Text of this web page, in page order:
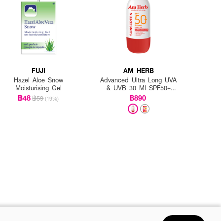
FUJI
Hazel Aloe Snow
Moisturising Gel
฿48฿59 (19%)
AM HERB
Advanced Ultra Long UVA
& UVB 30 Ml SPF50+
PA++++
฿890